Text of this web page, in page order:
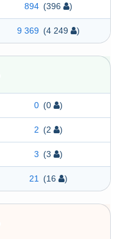
894 (396 )
9 369 (4 249 )
0 (0 )
2 (2 )
3 (3 )
21 (16 )